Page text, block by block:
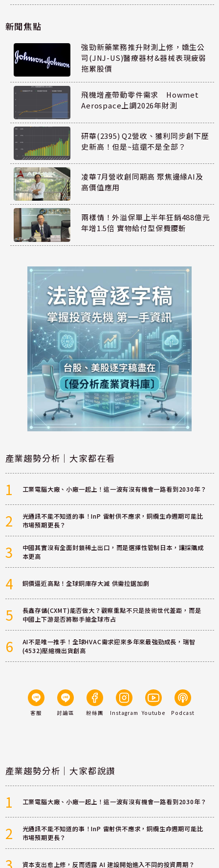
新聞焦點
強勁新藥業務推升財測上修，嬌生公
司(JNJ-US)醫療器材&器械表現疲弱
拖累股價
飛機增產帶動零件需求 Howmet
Aerospace上調2026年財測
研華(2395) Q2營收、獲利同步創下歷
史新高！但是~這還不是全部？
凌華7月營收創同期高 聚焦邊緣AI及
高價值應用
兩樣情！外溢保單上半年狂銷488億元
年增1.5倍 實物給付型保費腰斬
產業趨勢分析｜大家都在看
1 工業電腦大廠、小廠一起上！這一波有沒有機會一路看到2030年？
2
光通訊不能不知道的事！InP 雷射供不應求，銅纜生命週期可能比
市場預期更長？
3
中國其實沒有全面封鎖稀土出口，而是選擇性管制日本，讓採購成
本更高
4 銅價逼近高點！全球銅庫存大減 供需拉鋸加劇
5
長鑫存儲(CXMT)能否做大？觀察重點不只是技術世代差距，而是
中國上下游是否將聯手搶全球市占
6
AI不是唯一推手！全球HVAC需求迎來多年來最強勁成長，瑞智
(4532)壓縮機出貨創高
客服 討論區 粉絲團 Instagram Youtube Podcast
產業趨勢分析｜大家都說讚
1 工業電腦大廠、小廠一起上！這一波有沒有機會一路看到2030年？
2
光通訊不能不知道的事！InP 雷射供不應求，銅纜生命週期可能比
市場預期更長？
資本支出愈上修，反而透露 AI 建設開始進入不同的投資周期？